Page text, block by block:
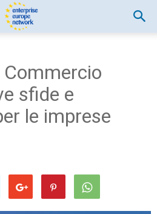
Commercio
sfide e
le imprese